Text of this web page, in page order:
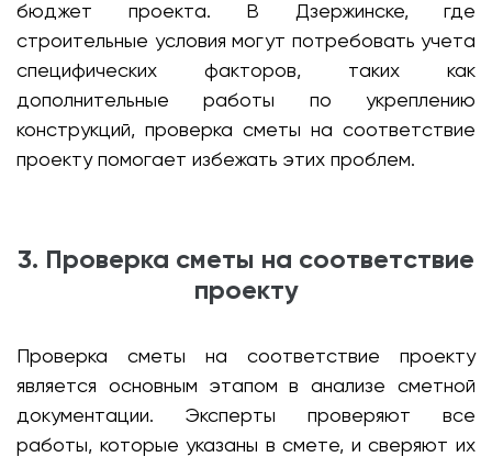
бюджет проекта. В Дзержинске, где
строительные условия могут потребовать учета
специфических факторов, таких как
дополнительные работы по укреплению
конструкций, проверка сметы на соответствие
проекту помогает избежать этих проблем.
3. Проверка сметы на соответствие
проекту
Проверка сметы на соответствие проекту
является основным этапом в анализе сметной
документации. Эксперты проверяют все
работы, которые указаны в смете, и сверяют их